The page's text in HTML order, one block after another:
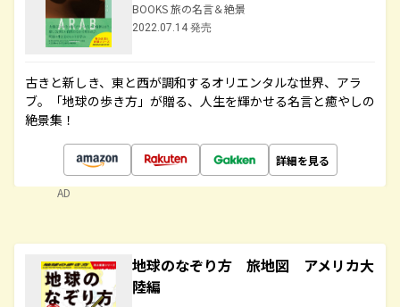
BOOKS 旅の名言＆絶景
2022.07.14 発売
古きと新しき、東と西が調和するオリエンタルな世界、アラ
ブ。「地球の歩き方」が贈る、人生を輝かせる名言と癒やしの
絶景集！
詳細を見る
AD
地球のなぞり方 旅地図 アメリカ大
陸編